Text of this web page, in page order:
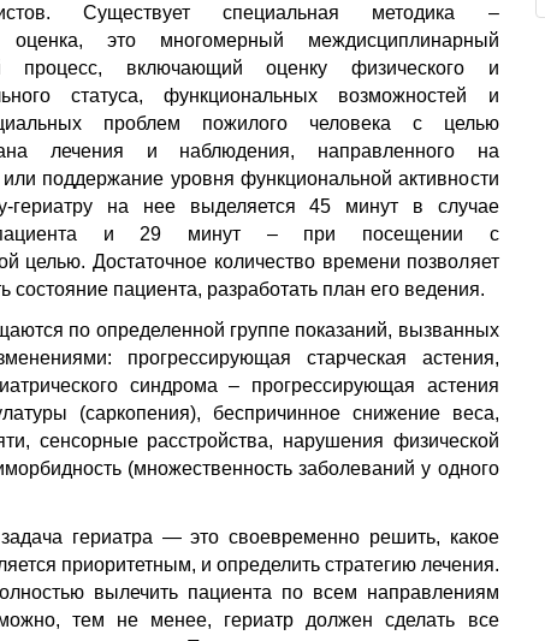
Существует специальная методика –
оценка, этомногомерный междисциплинарный
процесс, включающий оценку физического и
статуса, функциональных возможностей и
проблем пожилого человека с целью
лечения и наблюдения, направленного на
или поддержание уровня функциональной активности
гериатру на нее выделяется 45 минут в случае
пациента и 29 минут – при посещении с
целью. Достаточное количество времени позволяет
состояние пациента, разработать план его ведения.
по определенной группе показаний, вызванных
прогрессирующая старческая астения,
синдрома – прогрессирующая астения
(саркопения), беспричинное снижение веса,
сенсорные расстройства, нарушения физической
(множественность заболеваний у одного
гериатра — это своевременно решить, какое
приоритетным, и определить стратегию лечения.
вылечить пациента по всем направлениям
тем не менее, гериатр должен сделать все